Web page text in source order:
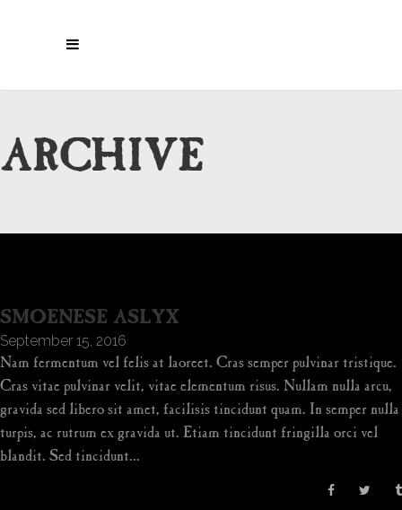
ARCHIVE
SMOENESE ASLYX
September 15, 2016
Nam fermentum vel felis at laoreet. Cras semper pulvinar tristique.
Cras vitae pulvinar velit, vitae elementum risus. Nullam nulla arcu,
gravida sed libero sit amet, facilisis tincidunt quam. In semper nulla
turpis, ac rutrum ex gravida ut. Etiam tincidunt fringilla orci vel
blandit. Sed tincidunt...